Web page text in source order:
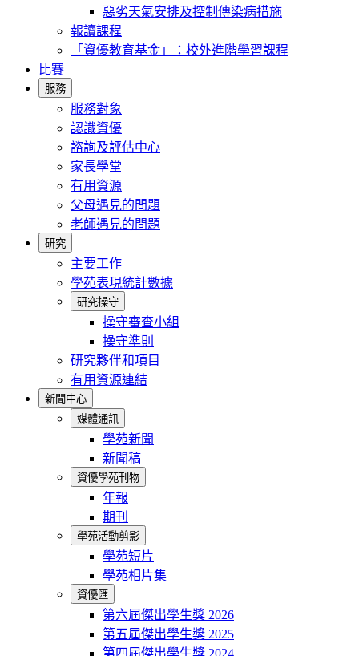
惡劣天氣安排及控制傳染病措施
報讀課程
「資優教育基金」：校外進階學習課程
比賽
服務
服務對象
認識資優
諮詢及評估中心
家長學堂
有用資源
父母遇見的問題
老師遇見的問題
研究
主要工作
學苑表現統計數據
研究操守
操守審查小組
操守準則
研究夥伴和項目
有用資源連結
新聞中心
媒體通訊
學苑新聞
新聞稿
資優學苑刊物
年報
期刊
學苑活動剪影
學苑短片
學苑相片集
資優匯
第六屆傑出學生獎 2026
第五屆傑出學生獎 2025
第四屆傑出學生獎 2024